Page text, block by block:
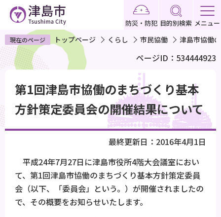
ペ
ー
で
す
防災・防犯 目的別検索 メニュー
現在のページ トップページ くらし 市民協働 津島市協働
ページID：534444923
か
第1回津島市協働のまちづくり基本
方針策定委員会の開催結果について
最終更新日：2016年4月1日
平成24年7月27日に津島市役所4階大会議室におい
て、第1回津島市協働のまちづくり基本方針策定委員
会（以下、「委員会」という。）が開催されましたの
で、その概要をお知らせいたします。